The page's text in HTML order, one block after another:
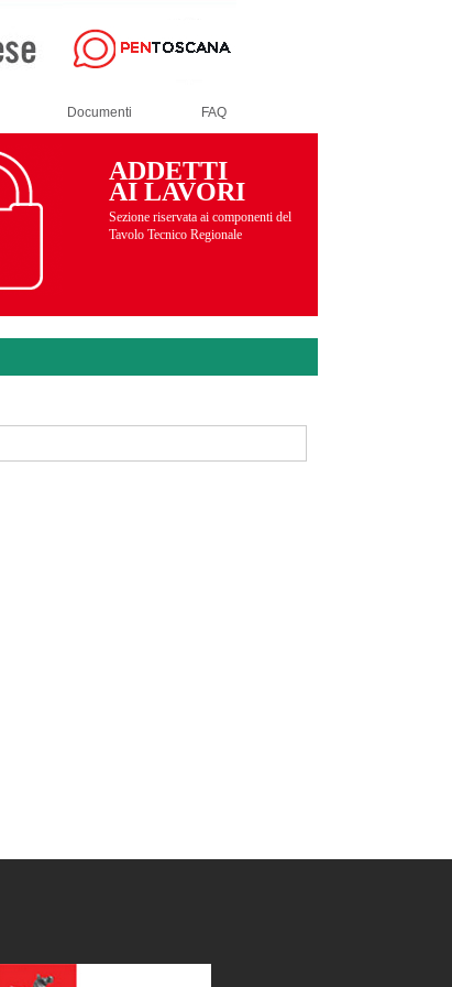
Documenti FAQ
ADDETTI
AI LAVORI
Sezione riservata ai componenti del
Tavolo Tecnico Regionale